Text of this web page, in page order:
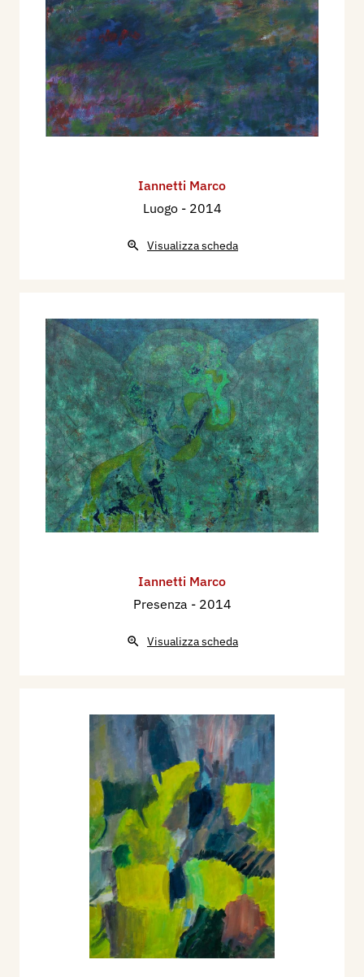
Iannetti Marco
Luogo - 2014
Visualizza scheda
Iannetti Marco
Presenza - 2014
Visualizza scheda